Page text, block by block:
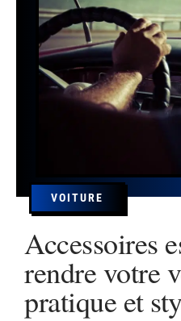
VOITURE
Accessoires
rendre votre
pratique et